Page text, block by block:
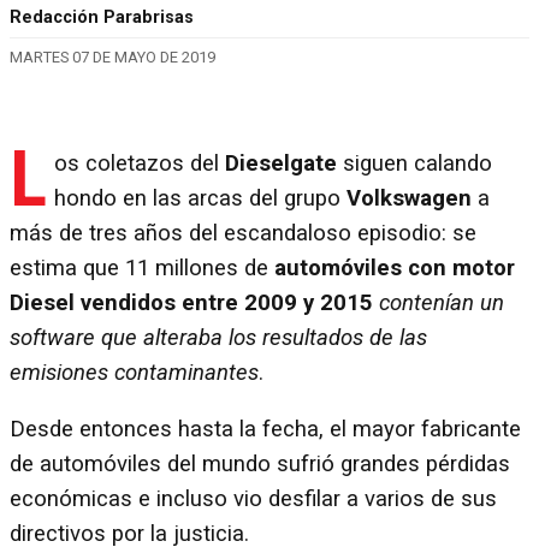
Redacción Parabrisas
MARTES 07 DE MAYO DE 2019
L os coletazos del Dieselgate siguen calando
hondo en las arcas del grupo Volkswagen a
más de tres años del escandaloso episodio: se
estima que 11 millones de automóviles con motor
Diesel vendidos entre 2009 y 2015 contenían un
software que alteraba los resultados de las
emisiones contaminantes.
Desde entonces hasta la fecha, el mayor fabricante
de automóviles del mundo sufrió grandes pérdidas
económicas e incluso vio desfilar a varios de sus
directivos por la justicia.